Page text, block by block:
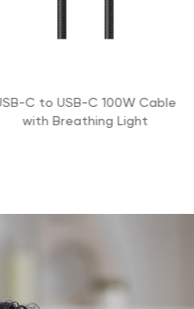
10000mAh 33W Power Bank
with Built-in Cables